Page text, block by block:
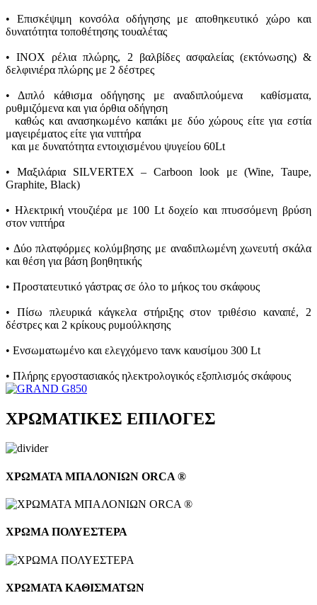
• Επισκέψιμη κονσόλα οδήγησης με αποθηκευτικό χώρο και
δυνατότητα τοποθέτησης τουαλέτας
• INOX ρέλια πλώρης, 2 βαλβίδες ασφαλείας (εκτόνωσης) &
δελφινιέρα πλώρης με 2 δέστρες
• Διπλό κάθισμα οδήγησης με αναδιπλούμενα καθίσματα,
ρυθμιζόμενα και για όρθια οδήγηση
καθώς και ανασηκωμένο καπάκι με δύο χώρους είτε για εστία
μαγειρέματος είτε για νιπτήρα
και με δυνατότητα εντοιχισμένου ψυγείου 60Lt
• Mαξιλάρια SILVERTEX – Carboon look με (Wine, Taupe,
Graphite, Black)
• Ηλεκτρική ντουζιέρα με 100 Lt δοχείο και πτυσσόμενη βρύση
στον νιπτήρα
• Δύο πλατφόρμες κολύμβησης με αναδιπλωμένη χωνευτή σκάλα
και θέση για βάση βοηθητικής
• Προστατευτικό γάστρας σε όλο το μήκος του σκάφους
• Πίσω πλευρικά κάγκελα στήριξης στον τριθέσιο καναπέ, 2
δέστρες και 2 κρίκους ρυμούλκησης
• Ενσωματωμένο και ελεγχόμενο τανκ καυσίμου 300 Lt
• Πλήρης εργοστασιακός ηλεκτρολογικός εξοπλισμός σκάφους
ΧΡΩΜΑΤΙΚΕΣ ΕΠΙΛΟΓΕΣ
ΧΡΩΜΑΤΑ ΜΠΑΛΟΝΙΩΝ ORCA ®
ΧΡΩΜΑ ΠΟΛΥΕΣΤΕΡΑ
ΧΡΩΜΑΤΑ ΚΑΘΙΣΜΑΤΩΝ